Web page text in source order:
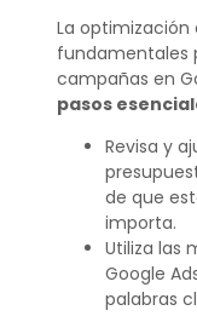
La
fundamentales
campañas en
pasos
Revisa y
de que
importa.
Utiliza las
Google
palabras